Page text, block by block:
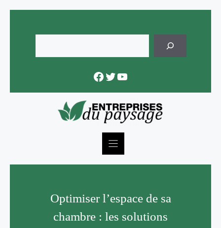
content
Facebook
Twitter
YouTube
Optimiser l’espace de sa
chambre : les solutions